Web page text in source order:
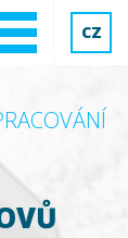
CZ